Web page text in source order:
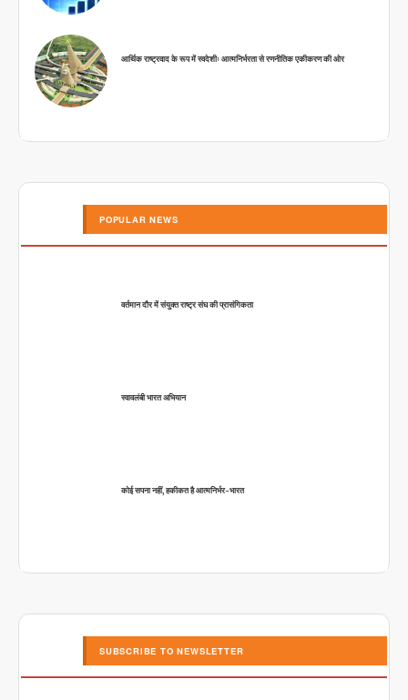
आर्थिक राष्ट्रवाद के रूप में स्वदेशीः आत्मनिर्भरता से रणनीतिक एकीकरण की ओर
POPULAR NEWS
वर्तमान दौर में संयुक्त राष्ट्र संघ की प्रासंगिकता
स्वावलंबी भारत अभियान
कोई सपना नहीं, हकीकत है आत्मनिर्भर-भारत
SUBSCRIBE TO NEWSLETTER